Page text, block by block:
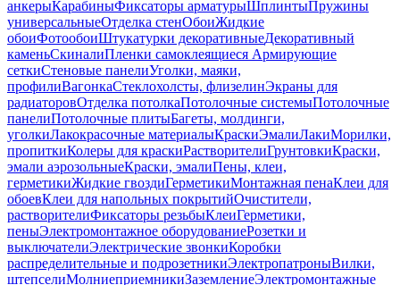
анкерыКарабиныФиксаторы арматурыШплинтыПружины
универсальныеОтделка стенОбоиЖидкие
обоиФотообоиШтукатурки декоративныеДекоративный
каменьСкиналиПленки самоклеящиеся Армирующие
сеткиСтеновые панелиУголки, маяки,
профилиВагонкаСтеклохолсты, флизелинЭкраны для
радиаторовОтделка потолкаПотолочные системыПотолочные
панелиПотолочные плитыБагеты, молдинги,
уголкиЛакокрасочные материалыКраскиЭмалиЛакиМорилки,
пропиткиКолеры для краскиРастворителиГрунтовкиКраски,
эмали аэрозольныеКраски, эмалиПены, клеи,
герметикиЖидкие гвоздиГерметикиМонтажная пенаКлеи для
обоевКлеи для напольных покрытийОчистители,
растворителиФиксаторы резьбыКлеиГерметики,
пеныЭлектромонтажное оборудованиеРозетки и
выключателиЭлектрические звонкиКоробки
распределительные и подрозетникиЭлектропатроныВилки,
штепселиМолниеприемникиЗаземлениеЭлектромонтажные